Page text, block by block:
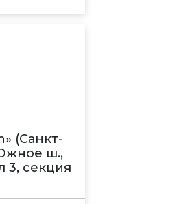
(Санкт-
ш.,
3, секция